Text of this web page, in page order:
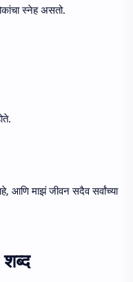
स्नेह असतो.
आणि माझं जीवन सदैव सर्वांच्या